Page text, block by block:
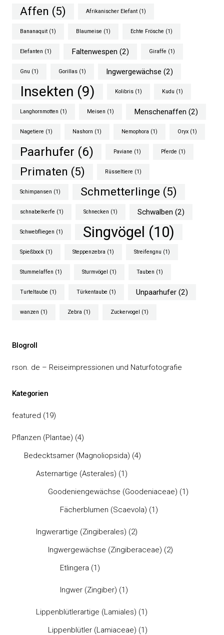
Affen (5) Afrikanischer Elefant (1)
Bananaquit (1) Blaumeise (1) Echte Frösche (1)
Elefanten (1) Faltenwespen (2) Giraffe (1)
Gnu (1) Gorillas (1) Ingwergewächse (2)
Insekten (9) Kolibris (1) Kudu (1)
Langhornmotten (1) Meisen (1) Menschenaffen (2)
Nagetiere (1) Nashorn (1) Nemophora (1) Oryx (1)
Paarhufer (6) Paviane (1) Pferde (1)
Primaten (5) Rüsseltiere (1)
Schimpansen (1) Schmetterlinge (5)
schnabelkerfe (1) Schnecken (1) Schwalben (2)
Schwebfliegen (1) Singvögel (10)
Spießbock (1) Steppenzebra (1) Streifengnu (1)
Stummelaffen (1) Sturmvögel (1) Tauben (1)
Turteltaube (1) Türkentaube (1) Unpaarhufer (2)
wanzen (1) Zebra (1) Zuckervogel (1)
Blogroll
rson. de – Reiseimpressionen und Naturfotografie
Kategorien
featured (19)
Pflanzen (Plantae) (4)
Bedecktsamer (Magnoliopsida) (4)
Asternartige (Asterales) (1)
Goodeniengewächse (Goodeniaceae) (1)
Fächerblumen (Scaevola) (1)
Ingwerartige (Zingiberales) (2)
Ingwergewächse (Zingiberaceae) (2)
Etlingera (1)
Ingwer (Zingiber) (1)
Lippenblütlerartige (Lamiales) (1)
Lippenblütler (Lamiaceae) (1)